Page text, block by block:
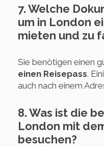
7. Welche
um in London
mieten und zu
Sie benötigen einen
einen Reisepass.
auch nach einem
8. Was ist die
London mit
besuchen?